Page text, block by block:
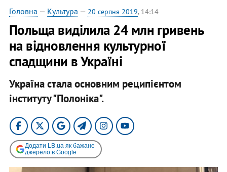
Головна — Культура — 20 серпня 2019, 14:14
Польща виділила 24 млн гривень
на відновлення культурної
спадщини в Україні
Україна стала основним реципієнтом
інституту "Полоніка".
Додати LB.ua як бажане
джерело в Google